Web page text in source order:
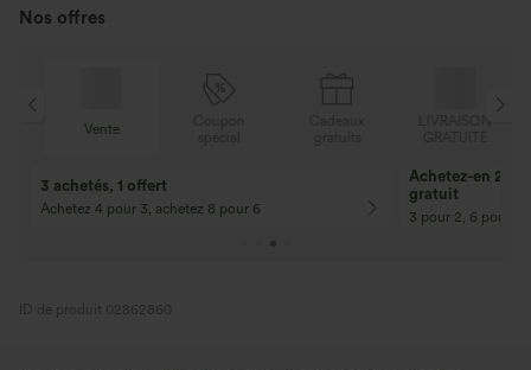
Nos offres
Vente
3 achetés, 1 offert
Achetez 4 pour 3, achetez 8 pour 6
Achetez-en 2,
gratuit
3 pour 2, 6 pour 4,
ID de produit 02862860